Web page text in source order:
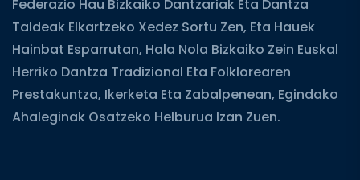
Federazio Hau Bizkaiko Dantzariak Eta Dantza
Taldeak Elkartzeko Xedez Sortu Zen, Eta Hauek
Hainbat Esparrutan, Hala Nola Bizkaiko Zein Euskal
Herriko Dantza Tradizional Eta Folklorearen
Prestakuntza, Ikerketa Eta Zabalpenean, Egindako
Ahaleginak Osatzeko Helburua Izan Zuen.